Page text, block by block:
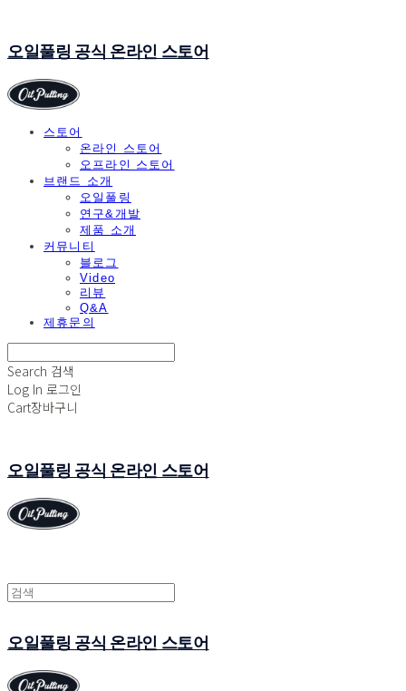
오일풀링 공식 온라인 스토어
스토어
온라인 스토어
오프라인 스토어
브랜드 소개
오일풀링
연구&개발
제품 소개
커뮤니티
블로그
Video
리뷰
Q&A
제휴문의
Search 검색
Log In 로그인
Cart장바구니
오일풀링 공식 온라인 스토어
오일풀링 공식 온라인 스토어